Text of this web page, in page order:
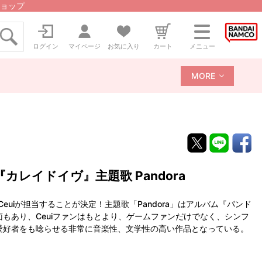
ップ
ログイン マイページ お気に入り カート メニュー
MORE
レイドイヴ』主題歌 Pandora
が担当することが決定！主題歌「Pandora」はアルバム『パンド
あり、Ceuiファンはもとより、ゲームファンだけでなく、シンフ
者をも唸らせる非常に音楽性、文学性の高い作品となっている。